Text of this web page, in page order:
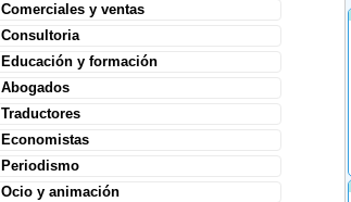
Comerciales y ventas
Consultoria
Educación y formación
Abogados
Traductores
Economistas
Periodismo
Ocio y animación